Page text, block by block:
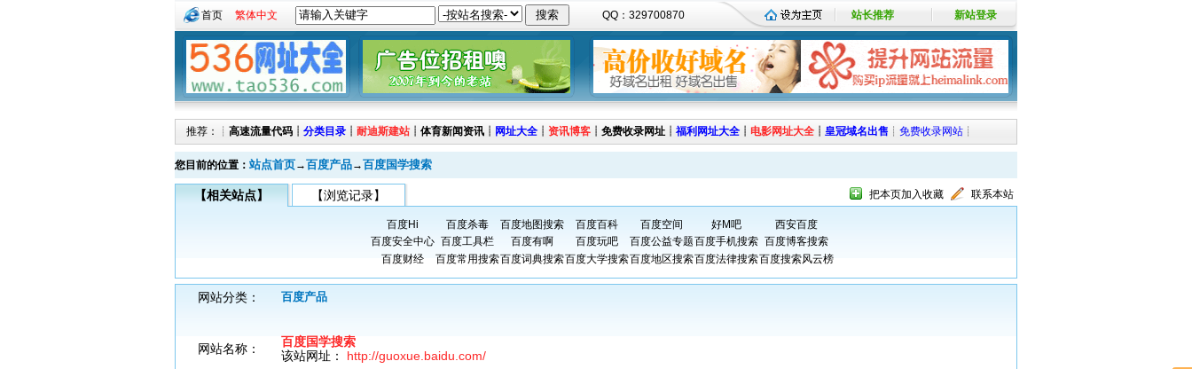
首页 繁体中文 QQ：329700870 站长推荐 新站登录
推荐：┊ 高速流量代码 ┊ 分类目录 ┊ 耐迪斯建站 ┊ 体育新闻资讯 ┊ 网址大全 ┊ 资讯博客 ┊ 免费收录网址 ┊ 福利网址大全 ┊ 电影网址大全 ┊ 皇冠域名出售 ┊ 免费收录网站 ┊
您目前的位置： 站点首页→百度产品→百度国学搜索
【相关站点】 【浏览记录】 把本页加入收藏 联系本站
百度Hi 百度杀毒 百度地图搜索 百度百科 百度空间 好M吧
西安百度
百度安全中心 百度工具栏 百度有啊 百度玩吧 百度公益专题百度手机搜索 百度博客搜索
百度财经
百度常用搜索百度词典搜索百度大学搜索百度地区搜索百度法律搜索百度搜索风云榜
网站分类： 百度产品
网站名称：
百度国学搜索
该站网址： http://guoxue.baidu.com/